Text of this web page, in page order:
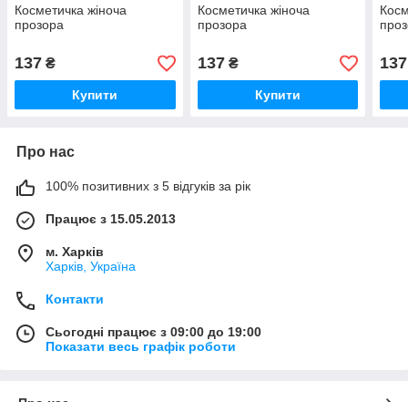
Косметичка жіноча
прозора
137 ₴
Купити
Косметичка жіноча
прозора
137₴
Купити
137
Про нас
100% позитивних з 5 відгуків за рік
Працює з 15.05.2013
м. Харків
Харків, Україна
Контакти
Сьогодні працює з 09:00 до 19:00
Показати весь графік роботи